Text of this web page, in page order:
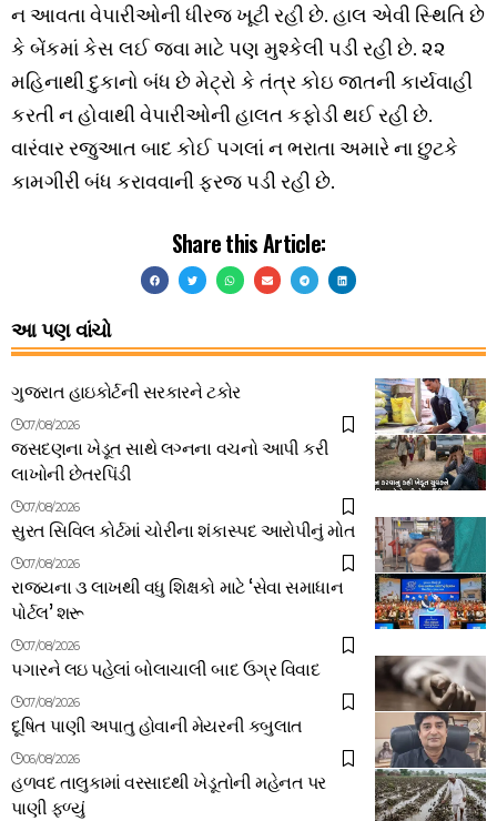
ન આવતા વેપારીઓની ધીરજ ખૂટી રહી છે. હાલ એવી સ્થિતિ છે
કે બેંકમાં કેસ લઈ જવા માટે પણ મુશ્કેલી પડી રહી છે. ૨૨
મહિનાથી દુકાનો બંધ છે મેટ્રો કે તંત્ર કોઇ જાતની કાર્યવાહી
કરતી ન હોવાથી વેપારીઓની હાલત કફોડી થઈ રહી છે.
વારંવાર રજુઆત બાદ કોઈ પગલાં ન ભરાતા અમારે ના છુટકે
કામગીરી બંધ કરાવવાની ફરજ પડી રહી છે.
Share this Article:
આ પણ વાંચો
ગુજરાત હાઇકોર્ટની સરકારને ટકોર
07/08/2026
જસદણના ખેડૂત સાથે લગ્નના વચનો આપી કરી
લાખોની છેતરપિંડી
07/08/2026
સુરત સિવિલ કોર્ટમાં ચોરીના શંકાસ્પદ આરોપીનું મોત
07/08/2026
રાજ્યના ૩ લાખથી વધુ શિક્ષકો માટે ‘સેવા સમાધાન
પોર્ટલ’ શરૂ
07/08/2026
પગારને લઇ પહેલાં બોલાચાલી બાદ ઉગ્ર વિવાદ
07/08/2026
દૂષિત પાણી અપાતુ હોવાની મેયરની કબુલાત
06/08/2026
હળવદ તાલુકામાં વરસાદથી ખેડૂતોની મહેનત પર
પાણી ફળ્યું